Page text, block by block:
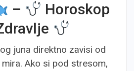
–
Horoskop
juna direktno zavisi od
Ako si pod stresom,